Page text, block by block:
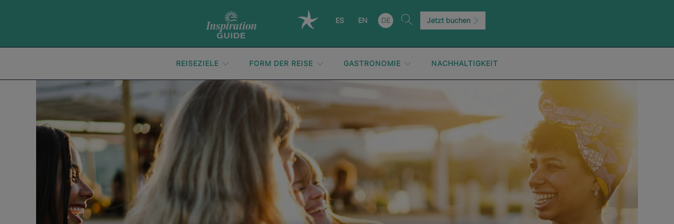
ES EN DE Jetzt buchen
REISEZIELE FORM DER REISE GASTRONOMIE NACHHALTIGKEIT